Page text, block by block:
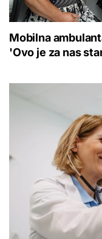
Mobilna
'Ovo je za nas